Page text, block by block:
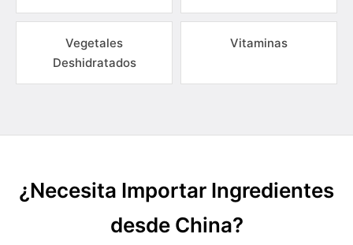
Vegetales
Deshidratados
Vitaminas
¿Necesita Importar Ingredientes
desde China?